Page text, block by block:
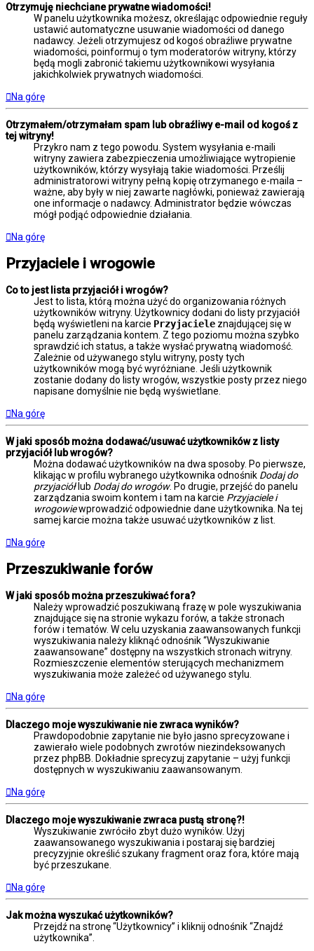
Otrzymuję niechciane prywatne wiadomości!
W panelu użytkownika możesz, określając odpowiednie reguły
ustawić automatyczne usuwanie wiadomości od danego
nadawcy. Jeżeli otrzymujesz od kogoś obraźliwe prywatne
wiadomości, poinformuj o tym moderatorów witryny, którzy
będą mogli zabronić takiemu użytkownikowi wysyłania
jakichkolwiek prywatnych wiadomości.
Na górę
Otrzymałem/otrzymałam spam lub obraźliwy e-mail od kogoś z
tej witryny!
Przykro nam z tego powodu. System wysyłania e-maili
witryny zawiera zabezpieczenia umożliwiające wytropienie
użytkowników, którzy wysyłają takie wiadomości. Prześlij
administratorowi witryny pełną kopię otrzymanego e-maila –
ważne, aby były w niej zawarte nagłówki, ponieważ zawierają
one informacje o nadawcy. Administrator będzie wówczas
mógł podjąć odpowiednie działania.
Na górę
Przyjaciele i wrogowie
Co to jest lista przyjaciół i wrogów?
Jest to lista, którą można użyć do organizowania różnych
użytkowników witryny. Użytkownicy dodani do listy przyjaciół
będą wyświetleni na karcie Przyjaciele znajdującej się w
panelu zarządzania kontem. Z tego poziomu można szybko
sprawdzić ich status, a także wysłać prywatną wiadomość.
Zależnie od używanego stylu witryny, posty tych
użytkowników mogą być wyróżniane. Jeśli użytkownik
zostanie dodany do listy wrogów, wszystkie posty przez niego
napisane domyślnie nie będą wyświetlane.
Na górę
W jaki sposób można dodawać/usuwać użytkowników z listy
przyjaciół lub wrogów?
Można dodawać użytkowników na dwa sposoby. Po pierwsze,
klikając w profilu wybranego użytkownika odnośnik Dodaj do
przyjaciółlub Dodaj do wrogów. Po drugie, przejść do panelu
zarządzania swoim kontem i tam na karcie Przyjaciele i
wrogowiewprowadzić odpowiednie dane użytkownika. Na tej
samej karcie można także usuwać użytkowników z list.
Na górę
Przeszukiwanie forów
W jaki sposób można przeszukiwać fora?
Należy wprowadzić poszukiwaną frazę w pole wyszukiwania
znajdujące się na stronie wykazu forów, a także stronach
forów i tematów. W celu uzyskania zaawansowanych funkcji
wyszukiwania należy kliknąć odnośnik “Wyszukiwanie
zaawansowane” dostępny na wszystkich stronach witryny.
Rozmieszczenie elementów sterujących mechanizmem
wyszukiwania może zależeć od używanego stylu.
Na górę
Dlaczego moje wyszukiwanie nie zwraca wyników?
Prawdopodobnie zapytanie nie było jasno sprecyzowane i
zawierało wiele podobnych zwrotów niezindeksowanych
przez phpBB. Dokładnie sprecyzuj zapytanie – użyj funkcji
dostępnych w wyszukiwaniu zaawansowanym.
Na górę
Dlaczego moje wyszukiwanie zwraca pustą stronę?!
Wyszukiwanie zwróciło zbyt dużo wyników. Użyj
zaawansowanego wyszukiwania i postaraj się bardziej
precyzyjnie określić szukany fragment oraz fora, które mają
być przeszukane.
Na górę
Jak można wyszukać użytkowników?
Przejdź na stronę “Użytkownicy” i kliknij odnośnik “Znajdź
użytkownika”.